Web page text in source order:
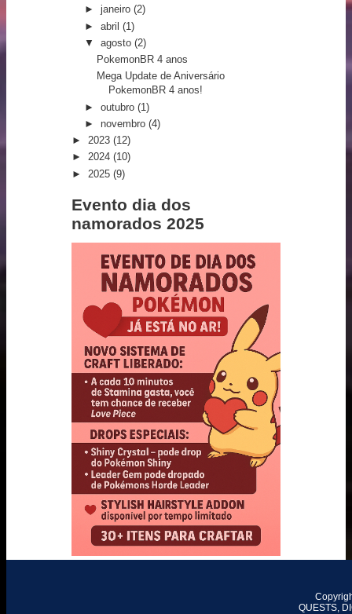
► janeiro (2)
► abril (1)
▼ agosto (2)
PokemonBR 4 anos
Mega Update de Aniversário
PokemonBR 4 anos!
► outubro (1)
► novembro (4)
► 2023 (12)
► 2024 (10)
► 2025 (9)
Evento dia dos
namorados 2025
QUESTS,